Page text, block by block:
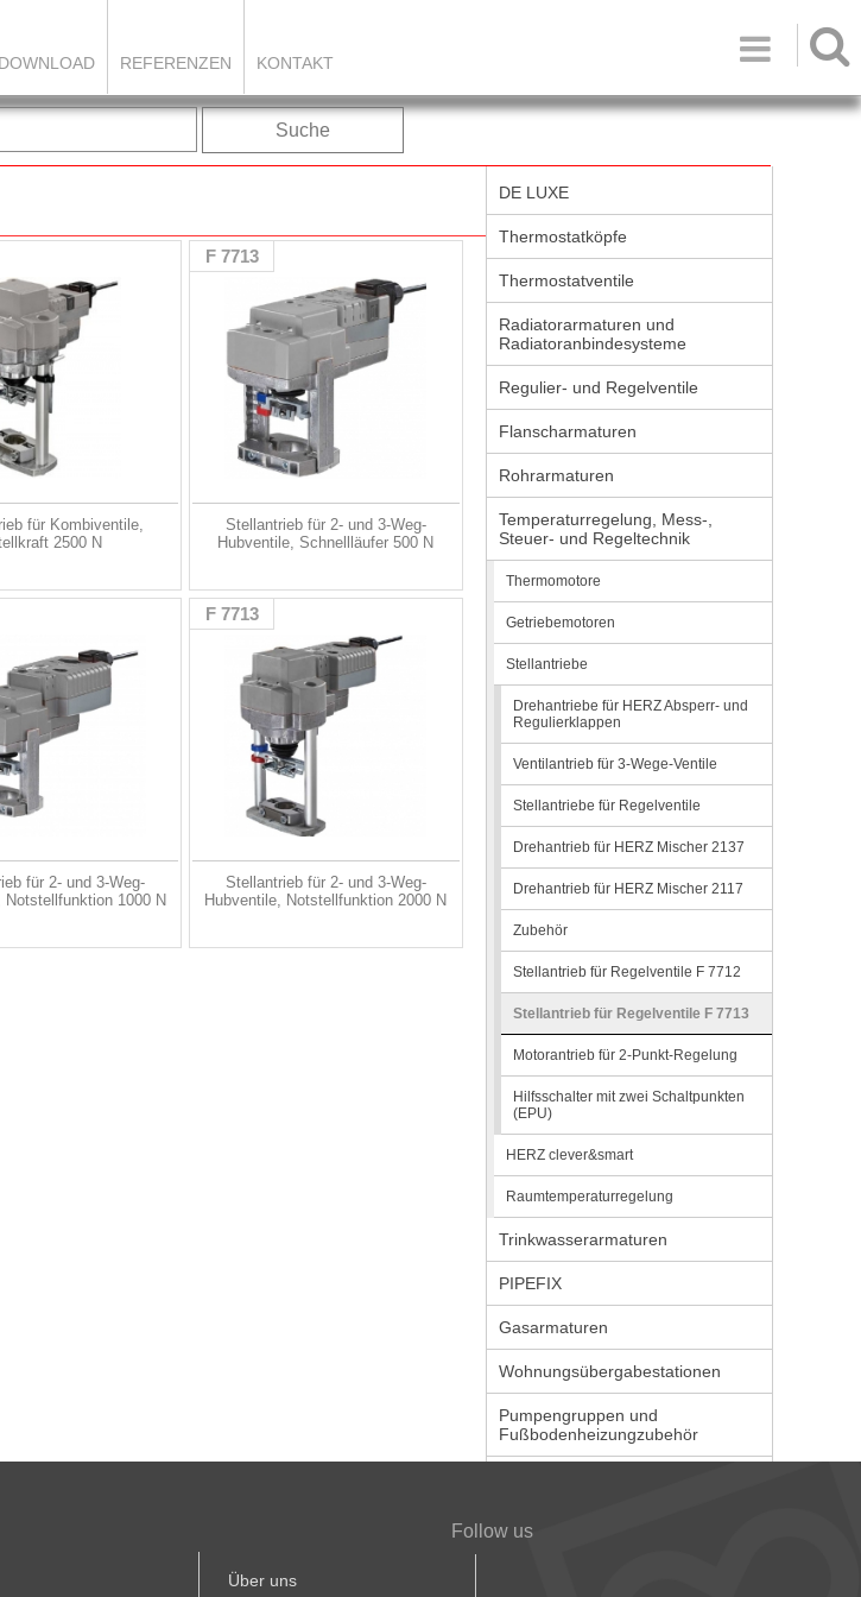

DOWNLOAD REFERENZEN KONTAKT
Suche
für Kombiventile,
2500 N
F 7713
Stellantrieb für 2- und 3-Weg-
Hubventile, Schnellläufer 500 N
für 2- und 3-Weg-
Notstellfunktion 1000 N
F 7713
Stellantrieb für 2- und 3-Weg-
Hubventile, Notstellfunktion 2000 N
DE LUXE
Thermostatköpfe
Thermostatventile
Radiatorarmaturen und
Radiatoranbindesysteme
Regulier- und Regelventile
Flanscharmaturen
Rohrarmaturen
Temperaturregelung, Mess-,
Steuer- und Regeltechnik
Thermomotore
Getriebemotoren
Stellantriebe
Drehantriebe für HERZ Absperr- und
Regulierklappen
Ventilantrieb für 3-Wege-Ventile
Stellantriebe für Regelventile
Drehantrieb für HERZ Mischer 2137
Drehantrieb für HERZ Mischer 2117
Zubehör
Stellantrieb für Regelventile F 7712
Stellantrieb für Regelventile F 7713
Motorantrieb für 2-Punkt-Regelung
Hilfsschalter mit zwei Schaltpunkten
(EPU)
HERZ clever&smart
Raumtemperaturregelung
Trinkwasserarmaturen
PIPEFIX
Gasarmaturen
Wohnungsübergabestationen
Pumpengruppen und
Fußbodenheizungzubehör
Über uns
Follow us